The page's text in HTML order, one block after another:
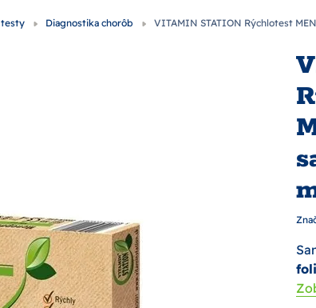
testy Diagnostika chorôb VITAMIN STATION Rýchlotest